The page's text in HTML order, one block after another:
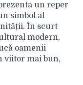
un reper
simbol al
În scurt
modern,
oamenii
viitor mai bun,